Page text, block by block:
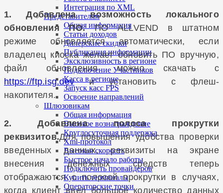
Интеграция по XML
Представителям
Общая информация
Статьи доходов
Дилерские скидки
Публикация информации
Эксклюзивность в регионе
Подключение Участников
Касса в регионе
Запуск касс FPS
Освоение направлений
Шлюзовикам
Общая информация
Высокое вознаграждение
Круглосуточная поддержка
Xml-протокол
Высокая скорость
Быстрое начало работы
Подключить провайдеров
Купить терминалы
Операторские точки
1. Добавлена возможность локального
обновления ПО.ПО ALLVEND в штатном
режиме обновляется автоматически, если
владелец киоска желает обновить ПО вручную,
файл обновления можно скачать с
https://ftp.isg.devи установить с флеш-
накопителя.
2. Добавлена полоса прокрутки
реквизитов.Для повышения удобства проверки
введенных данных, реквизиты на экране
внесения денежных средств теперь
отображаются с полосой прокрутки в случаях,
когда клиент ввел большое количество данных